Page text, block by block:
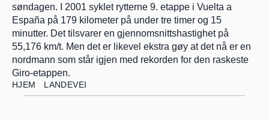
søndagen. I 2001 syklet rytterne 9. etappe i Vuelta a
España på 179 kilometer på under tre timer og 15
minutter. Det tilsvarer en gjennomsnittshastighet på
55,176 km/t. Men det er likevel ekstra gøy at det nå er en
nordmann som står igjen med rekorden for den raskeste
Giro-etappen.
HJEM LANDEVEI